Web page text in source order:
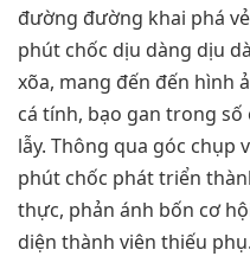
đường đường khai phá
phút chốc dịu dàng dịu
xõa, mang đến đến hình
cá tính, bạo gan trong
lẫy. Thông qua góc chụp
phút chốc phát triển
thực, phản ánh bốn cơ
diện thành viên thiếu phụ.